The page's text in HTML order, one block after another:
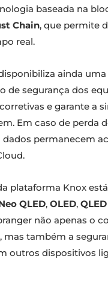
baseada na
Chain, que permite
real.
ainda
de segurança dos
e garante a
Em caso de perda
permanecem
plataforma Knox
QLED, OLED, QLED
não apenas o
mas também a
outros dispositivos